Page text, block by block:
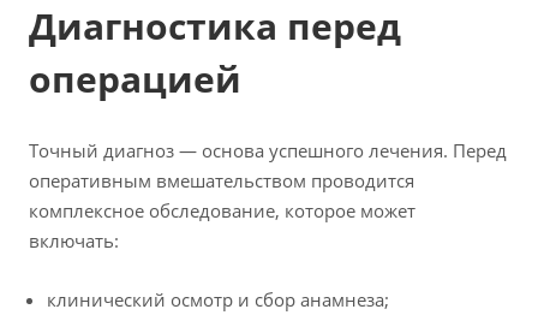
Диагностика перед
операцией
Точный диагноз — основа успешного лечения. Перед
оперативным вмешательством проводится
комплексное обследование, которое может
включать:
клинический осмотр и сбор анамнеза;